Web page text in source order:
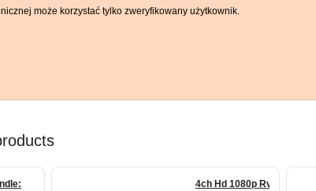
może korzystać tylko zweryfikowany użytkownik.